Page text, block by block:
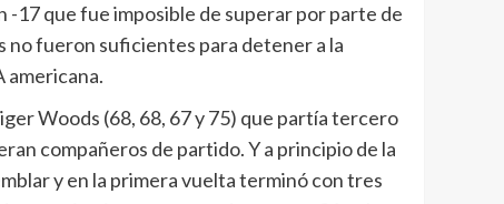
-17 que fue imposible de superar por parte de
no fueron suficientes para detener a la
americana.
Woods (68, 68, 67 y 75) que partía tercero
compañeros de partido. Y a principio de la
y en la primera vuelta terminó con tres